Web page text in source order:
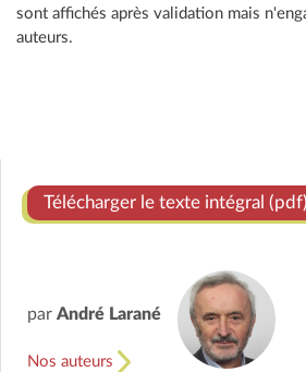
sont affichés après validation mais
auteurs.
Télécharger le texte intégral (pdf)
par André Larané
Nos auteurs